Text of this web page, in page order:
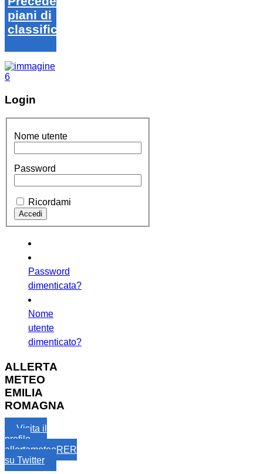
piani di
classifica
Login
Nome utente
Password
Ricordami
Password
dimenticata?
Nome
utente
dimenticato?
ALLERTA
METEO
EMILIA
ROMAGNA
Visita il
profilo
allertameteoRER
su Twitter